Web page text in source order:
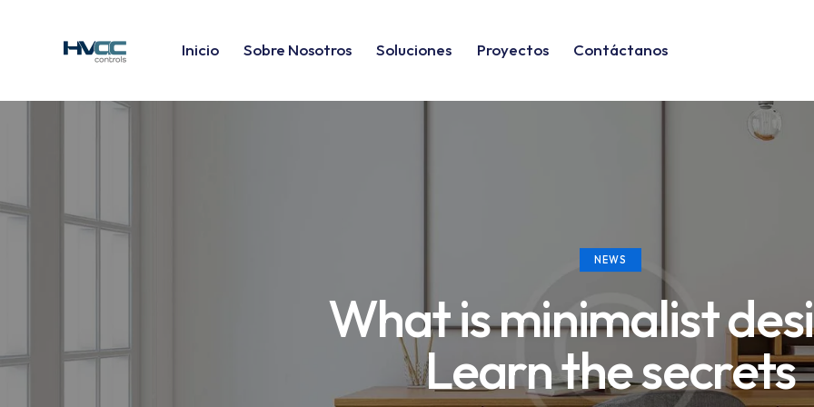
Inicio Sobre Nosotros Soluciones Proyectos Contáctanos
NEWS
What is minimalist
Learn the secrets